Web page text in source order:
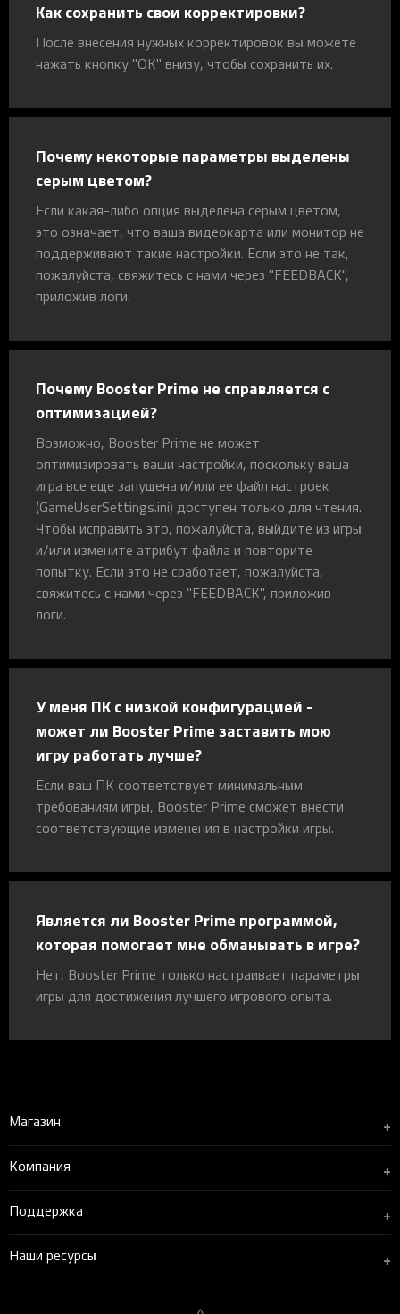
Как сохранить свои корректировки?
После внесения нужных корректировок вы можете
нажать кнопку "OK" внизу, чтобы сохранить их.
Почему некоторые параметры выделены
серым цветом?
Если какая-либо опция выделена серым цветом,
это означает, что ваша видеокарта или монитор не
поддерживают такие настройки. Если это не так,
пожалуйста, свяжитесь с нами через "FEEDBACK",
приложив логи.
Почему Booster Prime не справляется с
оптимизацией?
Возможно, Booster Prime не может
оптимизировать ваши настройки, поскольку ваша
игра все еще запущена и/или ее файл настроек
(GameUserSettings.ini) доступен только для чтения.
Чтобы исправить это, пожалуйста, выйдите из игры
и/или измените атрибут файла и повторите
попытку. Если это не сработает, пожалуйста,
свяжитесь с нами через "FEEDBACK", приложив
логи.
У меня ПК с низкой конфигурацией -
может ли Booster Prime заставить мою
игру работать лучше?
Если ваш ПК соответствует минимальным
требованиям игры, Booster Prime сможет внести
соответствующие изменения в настройки игры.
Является ли Booster Prime программой,
которая помогает мне обманывать в игре?
Нет, Booster Prime только настраивает параметры
игры для достижения лучшего игрового опыта.
Магазин +
Компания +
Поддержка +
Наши ресурсы +